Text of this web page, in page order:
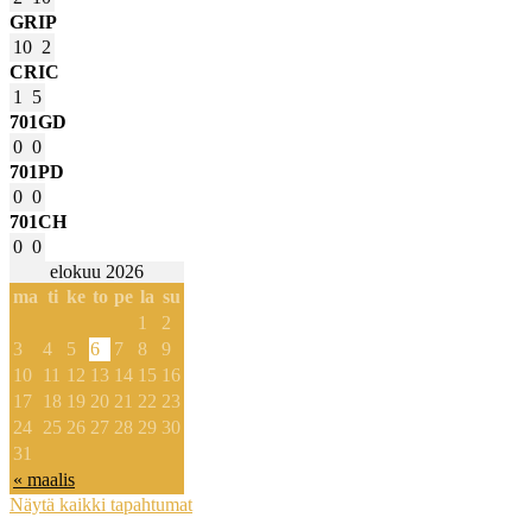
GRIP
10 2
CRIC
1 5
701GD
0 0
701PD
0 0
701CH
0 0
elokuu 2026
ma ti ke to pe la su
« maalis
1
2
3
4 5 6 7 8
9
10 11 12 13 14 15 16
17 18 19 20 21 22 23
24 25 26 27 28 29 30
31
Näytä kaikki tapahtumat